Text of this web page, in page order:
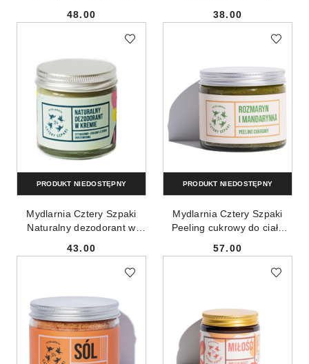
Cena:
48.00
Cena:
38.00
Mydlarnia Cztery Szpaki
Naturalny dezodorant w
okrzemkową Cytusowo-
Cena:
43.00
PRODUKT NIEDOSTĘPNY
Mydlarnia Cztery Szpaki
Peeling cukrowy do ciała
250mlCena:
57.00
PRODUKT NIEDOSTĘPNY